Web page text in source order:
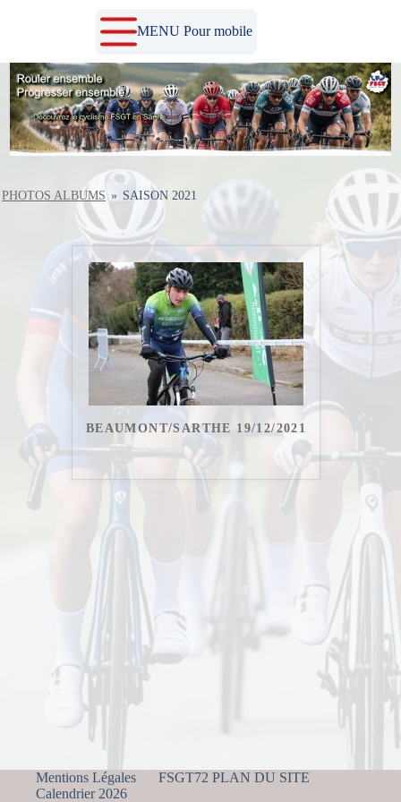
MENU Pour mobile
PHOTOS ALBUMS » SAISON 2021
BEAUMONT/SARTHE 19/12/2021
Mentions Légales
FSGT72 PLAN DU SITE
Calendrier 2026